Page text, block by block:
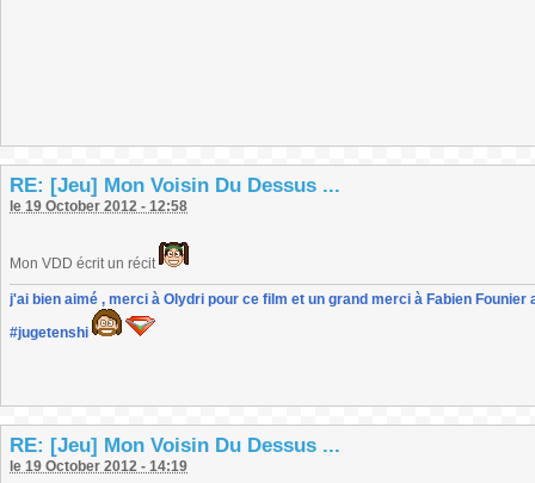
RE: [Jeu] Mon Voisin Du Dessus ...
le 19 October 2012 - 12:58
Mon VDD écrit un récit
j'ai bien aimé , merci à Olydri pour ce film et un grand merci à Fabien
#jugetenshi
RE: [Jeu] Mon Voisin Du Dessus ...
le 19 October 2012 - 14:19